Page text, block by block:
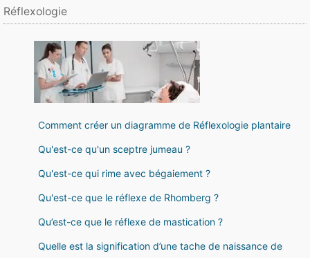
Réflexologie
Comment créer un diagramme de Réflexologie plantaire
Qu'est-ce qu'un sceptre jumeau ?
Qu'est-ce qui rime avec bégaiement ?
Qu'est-ce que le réflexe de Rhomberg ?
Qu’est-ce que le réflexe de mastication ?
Quelle est la signification d’une tache de naissance de